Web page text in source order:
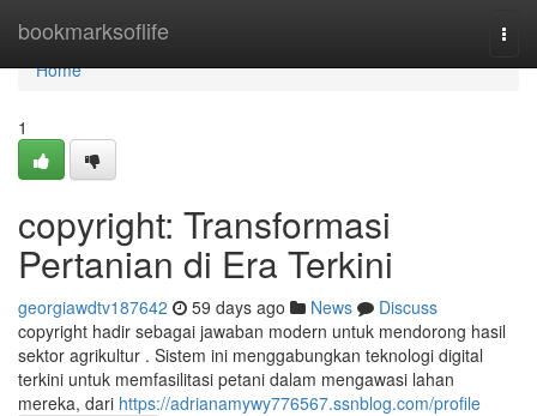
bookmarksoflife
Home
Home
1
copyright: Transformasi
Pertanian di Era Terkini
georgiawdtv187642 59 days ago News
Discuss
copyright hadir sebagai jawaban modern untuk mendorong hasil
sektor agrikultur . Sistem ini menggabungkan teknologi digital
terkini untuk memfasilitasi petani dalam mengawasi lahan
mereka, dari https://adrianamywy776567.ssnblog.com/profile